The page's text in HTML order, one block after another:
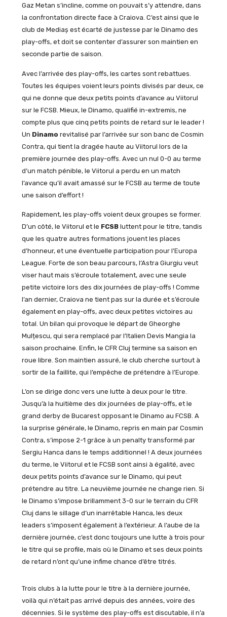
Gaz Metan s’incline, comme on pouvait s’y attendre, dans
la confrontation directe face à Craiova. C’est ainsi que le
club de Mediaș est écarté de justesse par le Dinamo des
play-offs, et doit se contenter d’assurer son maintien en
seconde partie de saison.
Avec l’arrivée des play-offs, les cartes sont rebattues.
Toutes les équipes voient leurs points divisés par deux, ce
qui ne donne que deux petits points d’avance au Viitorul
sur le FCSB. Mieux, le Dinamo, qualifié in-extremis, ne
compte plus que cinq petits points de retard sur le leader !
Un Dinamo revitalisé par l’arrivée sur son banc de Cosmin
Contra, qui tient la dragée haute au Viitorul lors de la
première journée des play-offs. Avec un nul 0-0 au terme
d’un match pénible, le Viitorul a perdu en un match
l’avance qu’il avait amassé sur le FCSB au terme de toute
une saison d’effort !
Rapidement, les play-offs voient deux groupes se former.
D’un côté, le Viitorul et le FCSBluttent pour le titre, tandis
que les quatre autres formations jouent les places
d’honneur, et une éventuelle participation pour l’Europa
League. Forte de son beau parcours, l’Astra Giurgiu veut
viser haut mais s’écroule totalement, avec une seule
petite victoire lors des dix journées de play-offs ! Comme
l’an dernier, Craiova ne tient pas sur la durée et s’écroule
également en play-offs, avec deux petites victoires au
total. Un bilan qui provoque le départ de Gheorghe
Mulțescu, qui sera remplacé par l’Italien Devis Mangia la
saison prochaine. Enfin, le CFR Cluj termine sa saison en
roue libre. Son maintien assuré, le club cherche surtout à
sortir de la faillite, qui l’empêche de prétendre à l’Europe.
L’on se dirige donc vers une lutte à deux pour le titre.
Jusqu’à la huitième des dix journées de play-offs, et le
grand derby de Bucarest opposant le Dinamo au FCSB. A
la surprise générale, le Dinamo, repris en main par Cosmin
Contra, s’impose 2-1 grâce à un penalty transformé par
Sergiu Hanca dans le temps additionnel ! A deux journées
du terme, le Viitorul et le FCSB sont ainsi à égalité, avec
deux petits points d’avance sur le Dinamo, qui peut
prétendre au titre. La neuvième journée ne change rien. Si
le Dinamo s’impose brillamment 3-0 sur le terrain du CFR
Cluj dans le sillage d’un inarrêtable Hanca, les deux
leaders s’imposent également à l’extérieur. A l’aube de la
dernière journée, c’est donc toujours une lutte à trois pour
le titre qui se profile, mais où le Dinamo et ses deux points
de retard n’ont qu’une infime chance d’être titrés.
Trois clubs à la lutte pour le titre à la dernière journée,
voilà qui n’était pas arrivé depuis des années, voire des
décennies. Si le système des play-offs est discutable, il n’a